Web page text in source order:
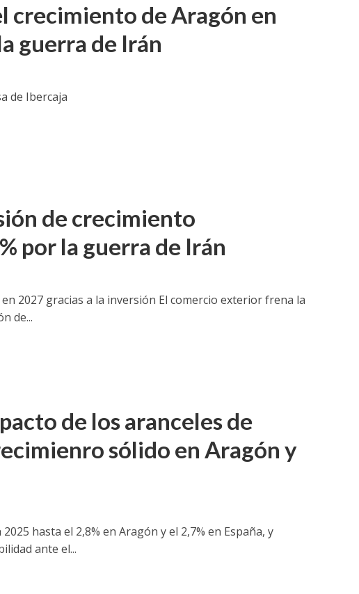
crecimiento de Aragón en
guerra de Irán
de Ibercaja
de crecimiento
por la guerra de Irán
2027 gracias a la inversión El comercio exterior frena la
de...
de los aranceles de
sólido en Aragón y
hasta el 2,8% en Aragón y el 2,7% en España, y
ante el...